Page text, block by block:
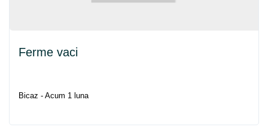
Ferme vaci
Bicaz - Acum 1 luna